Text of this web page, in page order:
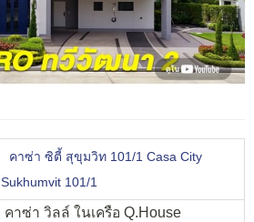
คาซ่า ซิตี้ สุขุมวิท 101/1 Casa City
Sukhumvit 101/1
คาซ่า วิลล์ ในเครือ Q.House